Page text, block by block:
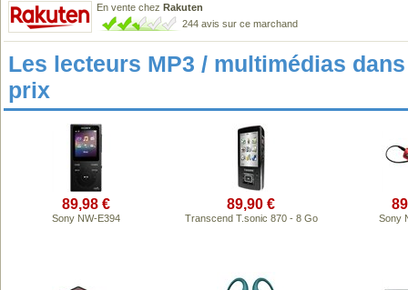
En vente chez Rakuten
244 avis sur ce marchand
Les lecteurs MP3 / multimédias
prix
89,98 €
Sony NW-E394
89,90 €
Transcend T.sonic 870 - 8 Go Sony